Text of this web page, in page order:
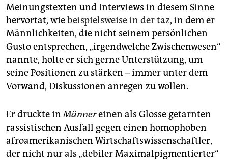
Meinungstexten und Interviews in diesem Sinne
hervortat, wiebeispielsweise in der taz, in dem er
Männlichkeiten, die nicht seinem persönlichen
Gusto entsprechen, „irgendwelche Zwischenwesen“
nannte, holte er sich gerne Unterstützung, um
seine Positionen zu stärken – immer unter dem
Vorwand, Diskussionen anregen zu wollen.
Er druckte inMännereinen als Glosse getarnten
rassistischen Ausfall gegen einen homophoben
afroamerikanischen Wirtschaftswissenschaftler,
der nicht nur als „debiler Maximalpigmentierter“